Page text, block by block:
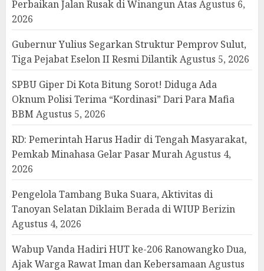
Perbaikan Jalan Rusak di Winangun Atas Agustus 6,
2026
Gubernur Yulius Segarkan Struktur Pemprov Sulut,
Tiga Pejabat Eselon II Resmi DilantikAgustus 5, 2026
SPBU Giper Di Kota Bitung Sorot! Diduga Ada
Oknum Polisi Terima “Kordinasi” Dari Para Mafia
BBM Agustus 5, 2026
RD: Pemerintah Harus Hadir di Tengah Masyarakat,
Pemkab Minahasa Gelar Pasar MurahAgustus 4,
2026
Pengelola Tambang Buka Suara, Aktivitas di
Tanoyan Selatan Diklaim Berada di WIUP Berizin
Agustus 4, 2026
Wabup Vanda Hadiri HUT ke-206 Ranowangko Dua,
Ajak Warga Rawat Iman dan KebersamaanAgustus